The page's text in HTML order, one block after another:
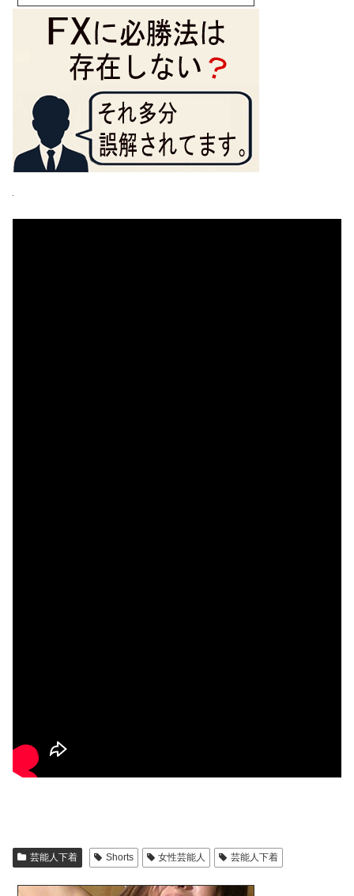
芸能人下着 Shorts 女性芸能人 芸能人下着